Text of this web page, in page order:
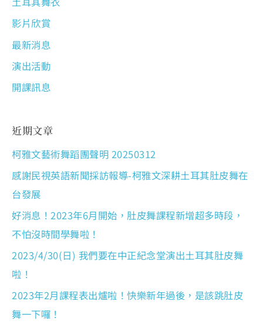
影片欣賞
最新消息
演出活動
開課訊息
近期文章
柯雅文藝術舞蹈團聲明 20250312
感謝民視英語新聞採訪報導-柯雅文深耕土耳其肚皮舞在
台發展
好消息！2023年6月開始，肚皮舞課程新增超多時段，
不怕沒時間學舞啦！
2023/4/30(日) 我們要在中正紀念堂演出土耳其肚皮舞
啦！
2023年2月課程表出爐啦！快樂新年過後，是該跳肚皮
舞一下囉！